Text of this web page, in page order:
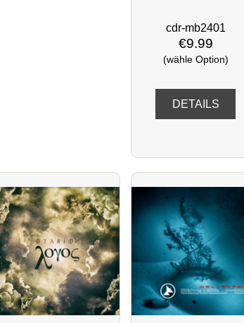
cdr-mb2401
€9.99
(wähle Option)
DETAILS